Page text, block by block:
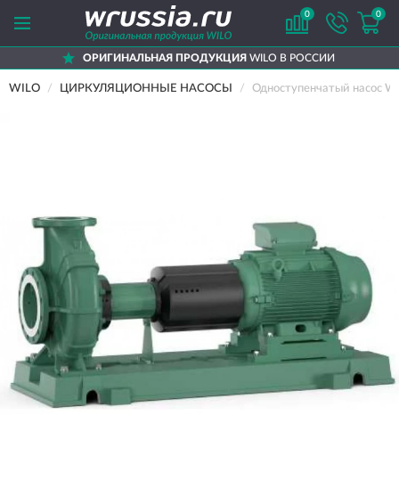
0 0
ОРИГИНАЛЬНАЯ ПРОДУКЦИЯWILO В РОССИИ
WILO ЦИРКУЛЯЦИОННЫЕ НАСОСЫ Одноступенчатый насос